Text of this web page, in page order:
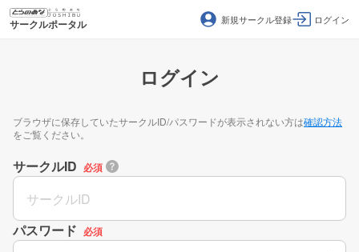
サークルポータル 新規サークル登録 ログイン
ログイン
ブラウザに保存していたサークルID/パスワードが表示されない方は確認方法
をご覧ください。
サークルID 必須
パスワード 必須